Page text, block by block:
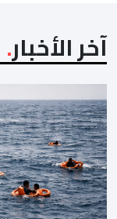
آخر الأخبار